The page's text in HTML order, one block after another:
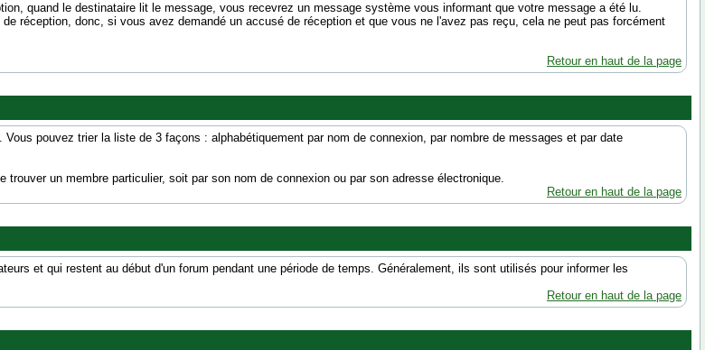
quand le destinataire lit le message, vous recevrez un message système vous informant que votre message a été lu.
réception, donc, si vous avez demandé un accusé de réception et que vous ne l'avez pas reçu, cela ne peut pas forcément
Retour en haut de la page
pouvez trier la liste de 3 façons : alphabétiquement par nom de connexion, par nombre de messages et par date
un membre particulier, soit par son nom de connexion ou par son adresse électronique.
Retour en haut de la page
et qui restent au début d'un forum pendant une période de temps. Généralement, ils sont utilisés pour informer les
Retour en haut de la page